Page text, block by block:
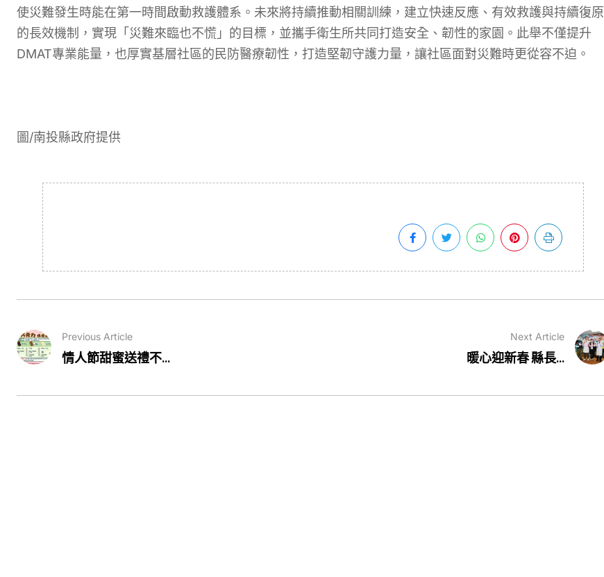
使災難發生時能在第一時間啟動救護體系。未來將持續推動相關訓練，建立快速反應、有效救護與持續復原
的長效機制，實現「災難來臨也不慌」的目標，並攜手衛生所共同打造安全、韌性的家園。此舉不僅提升
DMAT專業能量，也厚實基層社區的民防醫療韌性，打造堅韌守護力量，讓社區面對災難時更從容不迫。
圖/南投縣政府提供
Previous Article
情人節甜蜜送禮不...
Next Article
暖心迎新春 縣長...